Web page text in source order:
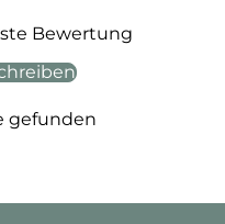
Bewertung
gefunden